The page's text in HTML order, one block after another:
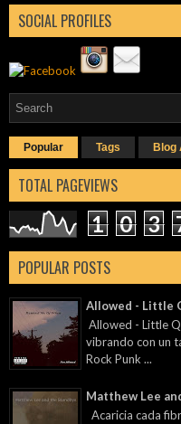
SOCIAL PROFILES
Popular Tags Blog
TOTAL PAGEVIEWS
1 0 3
POPULAR POSTS
Allowed - Little
Allowed - Little
vibrando con un
Rock Punk ...
Matthew Lee
Acaricia cada